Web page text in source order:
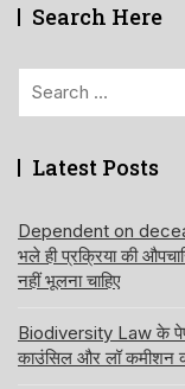
Search Here
Latest Posts
Dependent on
भले ही प्रक्रिया की
नहीं भूलना चाहिए
Biodiversity Law के
काउंसिल और लॉ कमीशन